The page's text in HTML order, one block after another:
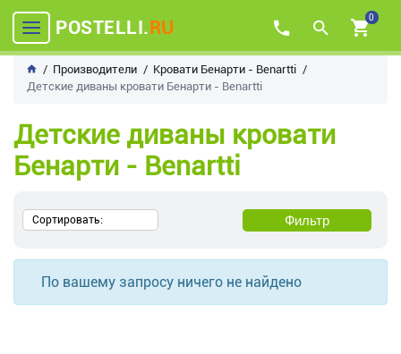
POSTELLI.RU 0
Производители
Кровати Бенарти - Benartti
Детские диваны кровати Бенарти - Benartti
Детские диваны кровати
Бенарти - Benartti
Сортировать: Фильтр
По вашему запросу ничего не найдено